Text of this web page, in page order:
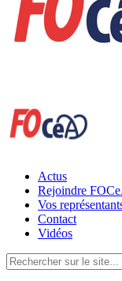
Actus
Rejoindre
Vos
Contact
Vidéos